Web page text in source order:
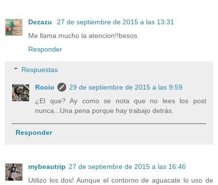
Dezazu
27 de septiembre de 2015 a las 13:31
Me llama mucho la atencion!!besos
Responder
Respuestas
Rocio
29 de septiembre de 2015 a las 9:59
¿El que? Ay como se nota que no lees los post
nunca...Una pena porque hay trabajo detrás.
Responder
mybeautrip 27 de septiembre de 2015 a las 16:46
Utilizo los dos! Aunque el contorno de aguacate lo uso de